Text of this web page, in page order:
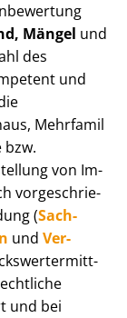
Mängel und
des
und
Mehr­fa­mi­l
von Im­
vor­ge­schrie­
(Sach­
und Ver­
und bei